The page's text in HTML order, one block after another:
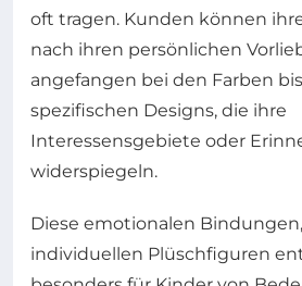
oft tragen. Kunden können
nach ihren persönlichen
angefangen bei den Farben
spezifischen Designs, die ihre
Interessensgebiete oder
widerspiegeln.
Diese emotionalen
individuellen Plüschfiguren